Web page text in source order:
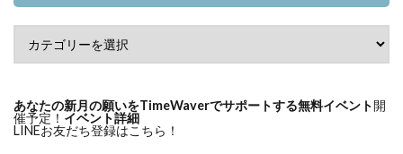
あなたの新月の願いをTimeWaverでサポートする無料イベント開
催予定！ イベント詳細
LINEお友だち登録はこちら！